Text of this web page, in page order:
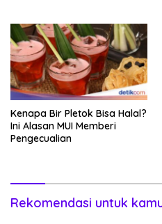
Kenapa Bir Pletok Bisa Halal?
Ini Alasan MUI Memberi
Pengecualian
Rekomendasi untuk